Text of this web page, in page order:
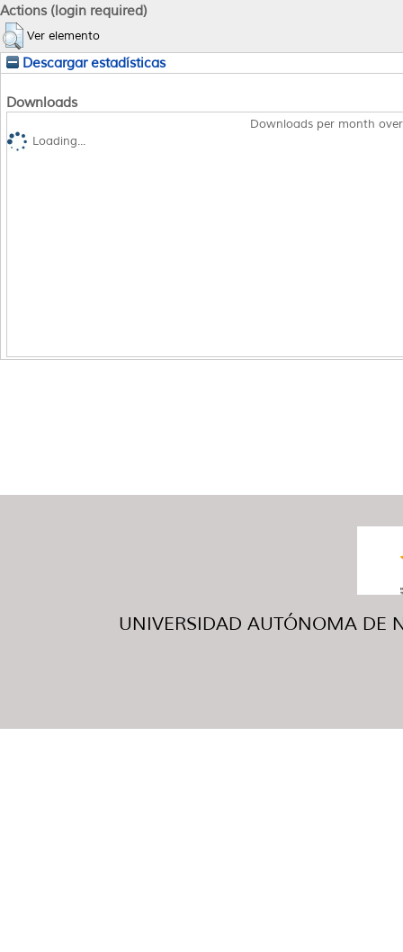
Actions (login required)
Ver elemento
Descargar estadísticas
Downloads
Downloads per month
Loading...
UNIVERSIDAD AUTÓNOMA DE